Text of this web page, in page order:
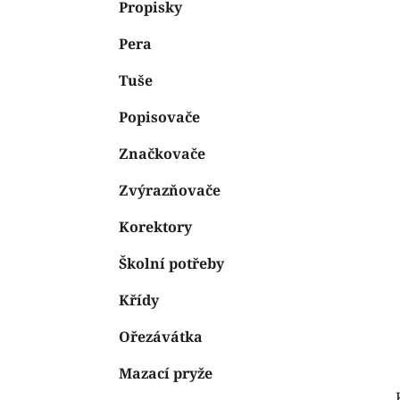
Propisky
Pera
Tuše
Popisovače
Značkovače
Zvýrazňovače
Korektory
Školní potřeby
Křídy
Ořezávátka
Mazací pryže